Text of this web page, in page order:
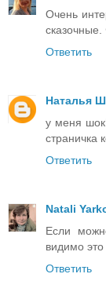
Очень
сказочные.
Ответить
Наталья
у меня
страничка
Ответить
Natali
Если
видимо
Ответить